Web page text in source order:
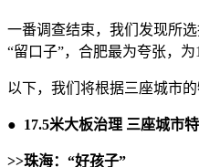
一番调查结束，我们发现所
“留口子”，合肥最为夸张，
以下，我们将根据三座城市的
● 17.5米大板治理 三座城市
>>珠海：“好孩子”